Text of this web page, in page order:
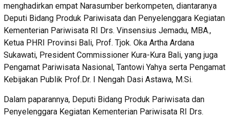
menghadirkan empat Narasumber berkompeten, diantaranya
Deputi Bidang Produk Pariwisata dan Penyelenggara Kegiatan
Kementerian Pariwisata RI Drs. Vinsensius Jemadu, MBA.,
Ketua PHRI Provinsi Bali, Prof. Tjok. Oka Artha Ardana
Sukawati, President Commissioner Kura-Kura Bali, yang juga
Pengamat Pariwisata Nasional, Tantowi Yahya serta Pengamat
Kebijakan Publik Prof.Dr. I Nengah Dasi Astawa, M.Si.
Dalam paparannya, Deputi Bidang Produk Pariwisata dan
Penyelenggara Kegiatan Kementerian Pariwisata RI Drs.